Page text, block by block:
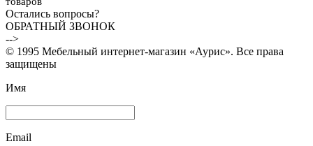
Остались вопросы?
ОБРАТНЫЙ ЗВОНОК
-->
© 1995 Мебельный интернет-магазин «Аурис». Все права
защищены
Имя
Email